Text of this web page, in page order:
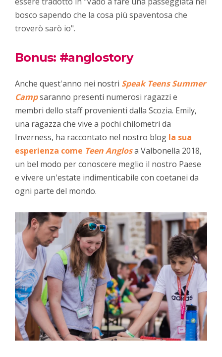
bosco sapendo che la cosa più spaventosa che
troverò sarò io".
Bonus: #anglostory
Anche quest'anno nei nostri Speak Teens Summer
Campsaranno presenti numerosi ragazzi e
membri dello staff provenienti dalla Scozia. Emily,
una ragazza che vive a pochi chilometri da
Inverness, ha raccontato nel nostro blog la sua
esperienza come Teen Anglosa Valbonella 2018,
un bel modo per conoscere meglio il nostro Paese
e vivere un'estate indimenticabile con coetanei da
ogni parte del mondo.